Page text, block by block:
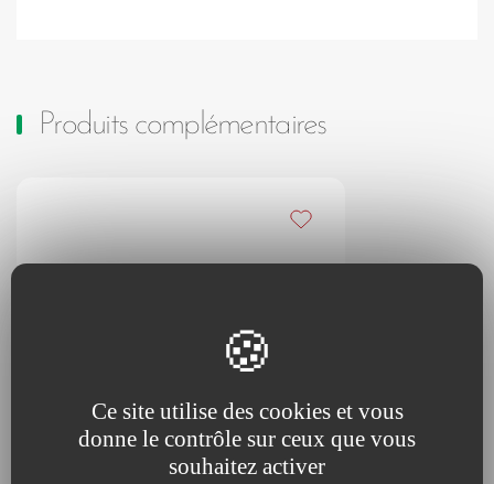
Ce site utilise des cookies et vous
donne le contrôle sur ceux que vous
souhaitez activer
Produits complémentaires
Accessoires NRFit pour Anesthésie Loco-Régionale
Ajouter à mes favoris